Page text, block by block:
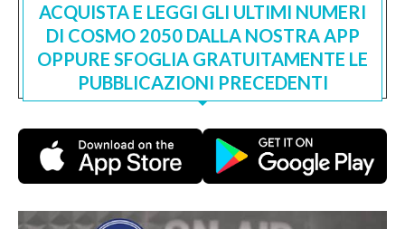
ACQUISTA E LEGGI GLI ULTIMI NUMERI
DI COSMO 2050 DALLA NOSTRA APP
OPPURE SFOGLIA GRATUITAMENTE LE
PUBBLICAZIONI PRECEDENTI